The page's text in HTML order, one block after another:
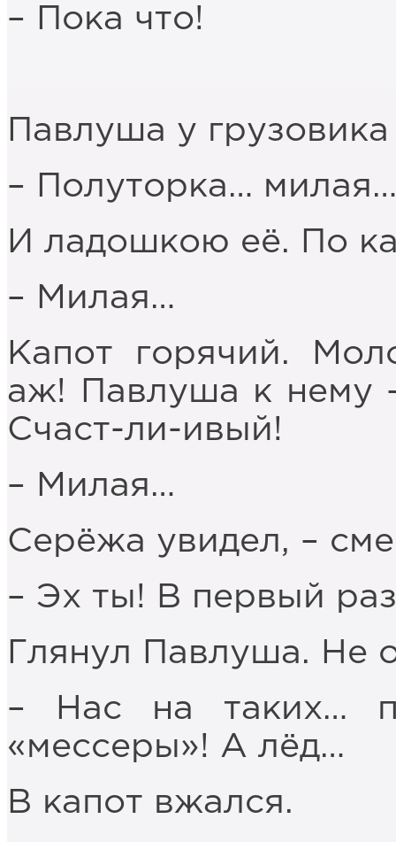
– Пока что!
Павлуша у
– Полуторка… милая…
И ладошкою её. По
– Милая…
Капот горячий.
аж! Павлуша к нему
Счаст-ли-ивый!
– Милая…
Серёжа увидел, –
– Эх ты! В первый
Глянул Павлуша. Не
– Нас на таких…
«мессеры»! А лёд…
В капот вжался.